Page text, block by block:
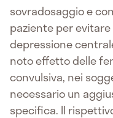
sovradosaggio e
paziente per
depressione
noto effetto delle
convulsiva, nei
necessario un
specifica. Il